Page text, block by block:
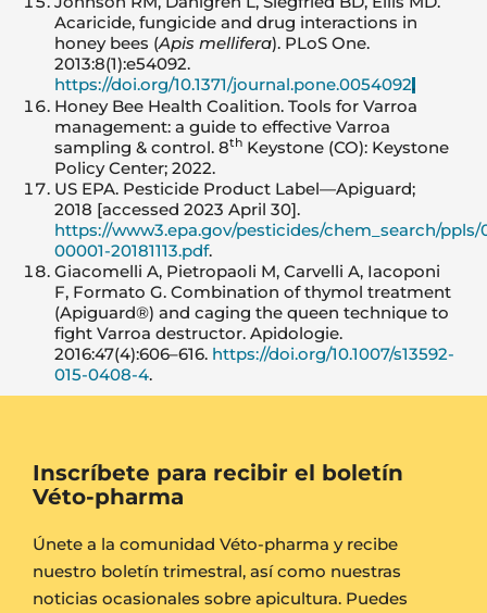
Acaricide, fungicide and drug interactions in
honey bees (Apis mellifera). PLoS One.
2013:8(1):e54092.
https://doi.org/10.1371/journal.pone.0054092.
Honey Bee Health Coalition. Tools for Varroa
management: a guide to effec­tive Varroa
sampling & control. 8th Keystone (CO): Keystone
Policy Center; 2022.
US EPA. Pesticide Product Label—Apiguard;
2018 [accessed 2023 April 30].
https://www3.epa.gov/pesticides/chem_search/ppls/
00001-20181113.pdf.
Giacomelli A, Pietropaoli M, Carvelli A, Iacoponi
F, Formato G. Combination of thymol treatment
(Apiguard®) and caging the queen technique to
fight Varroa destructor. Apidologie.
2016:47(4):606–616. https://doi.org/10.1007/s13592-
015-0408-4.
Inscríbete para recibir el boletín
Véto-pharma
Únete a la comunidad Véto-pharma y recibe
nuestro boletín trimestral, así como nuestras
noticias ocasionales sobre apicultura. Puedes